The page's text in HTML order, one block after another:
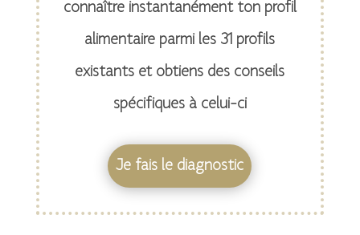
connaître instantanément ton profil
alimentaire parmi les 31 profils
existants et obtiens des conseils
spécifiques à celui-ci
Je fais le diagnostic